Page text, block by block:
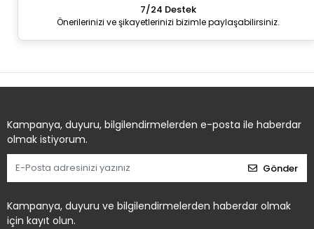
7/24 Destek
Önerilerinizi ve şikayetlerinizi bizimle paylaşabilirsiniz.
Kampanya, duyuru, bilgilendirmelerden e-posta ile haberdar
olmak istiyorum.
Gönder
Kampanya, duyuru ve bilgilendirmelerden haberdar olmak
için kayıt olun.